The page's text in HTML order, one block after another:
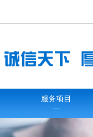
服务项目